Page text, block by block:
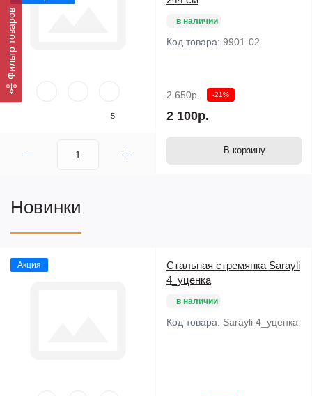
Фильтр товаров
5
в наличии
Код товара: 9901-02
2 650р. -21%
2 100р.
В корзину
Новинки
Акция
Стальная стремянка Sarayli
4_уценка
в наличии
Код товара: Sarayli 4_уценка